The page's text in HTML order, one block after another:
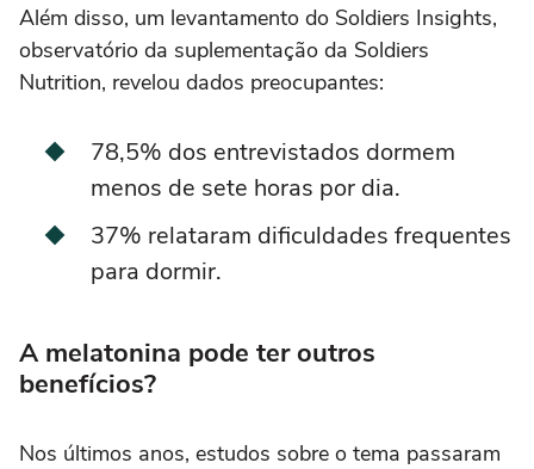
Além disso, um levantamento do Soldiers Insights,
observatório da suplementação da Soldiers
Nutrition, revelou dados preocupantes:
78,5% dos entrevistados dormem
menos de sete horas por dia.
37% relataram dificuldades frequentes
para dormir.
A melatonina pode ter outros
benefícios?
Nos últimos anos, estudos sobre o tema passaram